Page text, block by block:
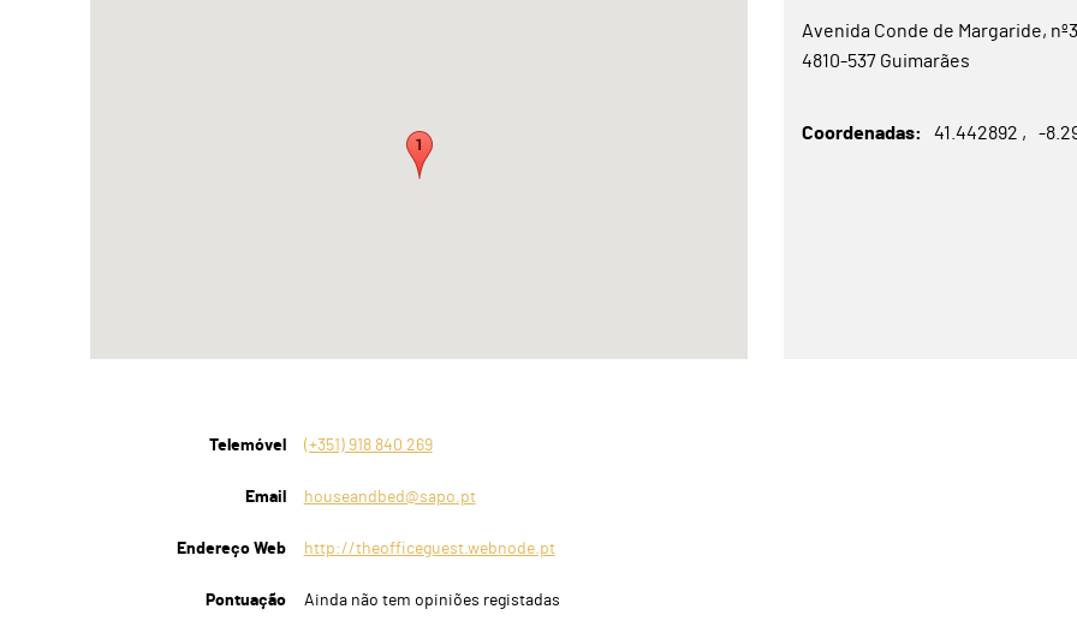
Avenida Conde de Margaride,
4810-537 Guimarães
Coordenadas 41.442892 -
Telemóvel (+351) 918 840 269
Email houseandbed@sapo.pt
Endereço Web http://theofficeguest.webnode.pt
Pontuação Ainda não tem opiniões registadas